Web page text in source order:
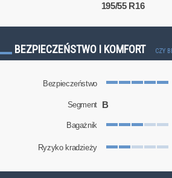
195/55 R16
BEZPIECZEŃSTWO I KOMFORT CZY
Bezpieczeństwo
Segment B
Bagażnik
Ryzyko kradzieży